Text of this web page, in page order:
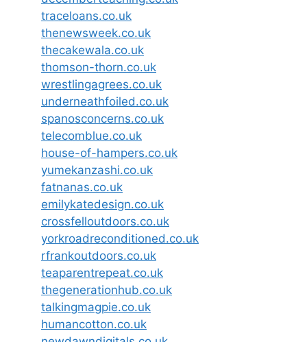
traceloans.co.uk
thenewsweek.co.uk
thecakewala.co.uk
thomson-thorn.co.uk
wrestlingagrees.co.uk
underneathfoiled.co.uk
spanosconcerns.co.uk
telecomblue.co.uk
house-of-hampers.co.uk
yumekanzashi.co.uk
fatnanas.co.uk
emilykatedesign.co.uk
crossfelloutdoors.co.uk
yorkroadreconditioned.co.uk
rfrankoutdoors.co.uk
teaparentrepeat.co.uk
thegenerationhub.co.uk
talkingmagpie.co.uk
humancotton.co.uk